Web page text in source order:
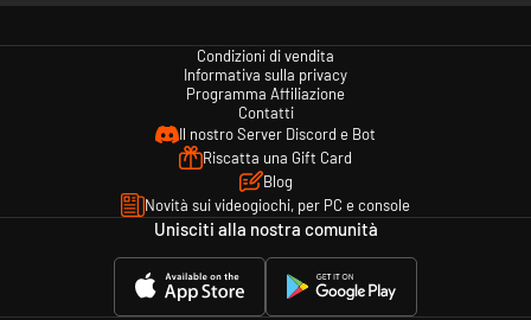
Condizioni di vendita
Informativa sulla privacy
Programma Affiliazione
Contatti
Il nostro Server Discord e Bot
Riscatta una Gift Card
Blog
Novità sui videogiochi, per PC e console
Unisciti alla nostra comunità